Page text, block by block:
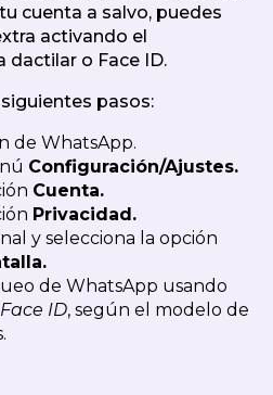
cuenta a salvo, puedes
activando el
dactilar o Face ID.
pasos:
de WhatsApp.
Configuración/Ajustes.
Cuenta.
Privacidad.
y selecciona la opción
de WhatsApp usando
ID, según el modelo de